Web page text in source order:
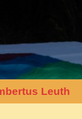
Leuth